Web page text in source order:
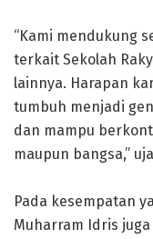
‎“Kami mendukung
terkait Sekolah
lainnya. Harapan
tumbuh menjadi
dan mampu
maupun bangsa,”
‎Pada kesempatan
Muharram Idris